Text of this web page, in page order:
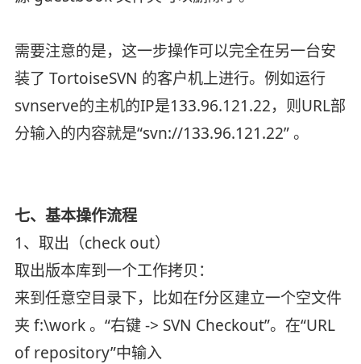
需要注意的是，这一步操作可以完全在另一台安
装了 TortoiseSVN 的客户机上进行。例如运行
svnserve的主机的IP是133.96.121.22，则URL部
分输入的内容就是“svn://133.96.121.22” 。
七、基本操作流程
1、取出（check out）
取出版本库到一个工作拷贝：
来到任意空目录下，比如在f分区建立一个空文件
夹 f:\work 。“右键 -> SVN Checkout”。在“URL
of repository”中输入